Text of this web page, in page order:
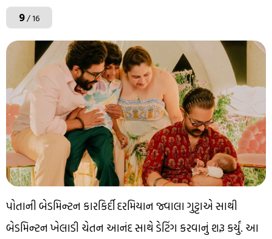
9/ 16
પોતાની બેડમિન્ટન કારકિર્દી દરમિયાન જ્વાલા ગુટ્ટાએ સાથી
બેડમિન્ટન ખેલાડી ચેતન આનંદ સાથે ડેટિંગ કરવાનું શરૂ કર્યું. આ